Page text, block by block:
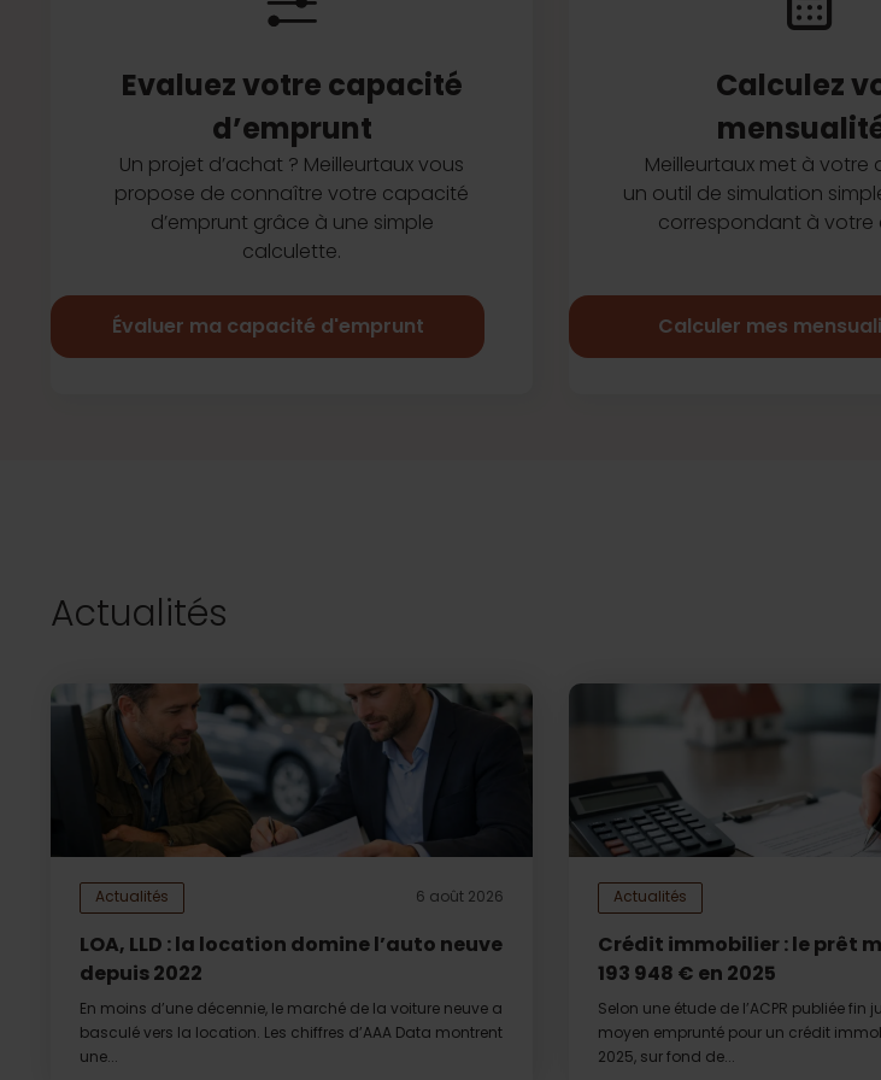
Evaluez votre capacité
d’emprunt
Un projet d’achat ? Meilleurtaux vous
propose de connaître votre capacité
d’emprunt grâce à une simple
calculette.
Évaluer ma capacité d'emprunt
Calculez
Meilleurtaux met à votre
un outil de simulation
correspondant à votre
Calculer mes
Actualités
Actualités 6 août 2026
LOA, LLD : la location domine l’auto neuve
depuis 2022
En moins d’une décennie, le marché de la voiture neuve a
basculé vers la location. Les chiffres d’AAA Data montrent
une...
Actualités
Crédit immobilier : le prêt
193 948 € en 2025
Selon une étude de l’ACPR publiée fin
moyen emprunté pour un crédit
2025, sur fond de...